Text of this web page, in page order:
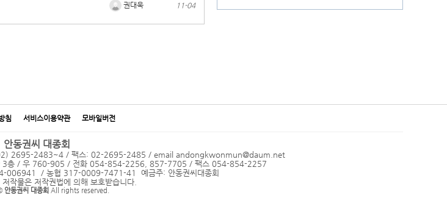
권대욱 11-04
침 서비스이용약관 모바일버전
안동권씨 대종회
2695-2483~4 / 팩스: 02-2695-2485 / email andongkwonmun@daum.net
3층 / 우 760-905 / 전화 054-854-2256, 857-7705 / 팩스 054-854-2257
006941 / 농협 317-0009-7471-41 예금주: 안동권씨대종회
작물은 저작권법에 의해 보호받습니다.
안동권씨 대종회 All rights reserved.